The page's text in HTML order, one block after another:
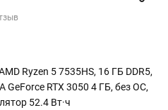
Ryzen 5 7535HS, 16 ГБ DDR5,
GeForce RTX 3050 4 ГБ, без ОС,
52.4 Вт·ч